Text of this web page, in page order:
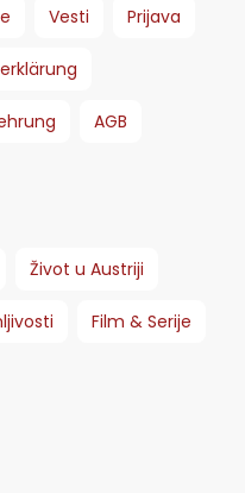
Vesti Prijava
AGB
Život u Austriji
Film & Serije